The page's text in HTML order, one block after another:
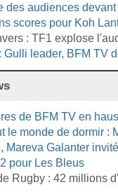
des audiences
scores pour Koh
: TF1 explose
Gulli leader, BFM TV
de BFM TV en
le monde de dormir :
Mareva Galanter
pour Les Bleus
Rugby : 42 millions